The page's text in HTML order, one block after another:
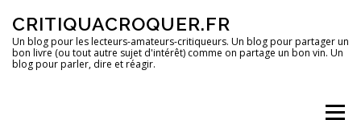
contenu
CRITIQUACROQUER.FR
Un blog pour les lecteurs-amateurs-critiqueurs. Un blog pour partager un
bon livre (ou tout autre sujet d'intérêt) comme on partage un bon vin. Un
blog pour parler, dire et réagir.
Menu